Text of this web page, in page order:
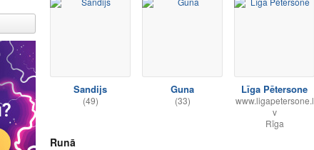
Sandijs
(49)
Guna
(33)
Līga Pētersone
www.ligapetersone.l
v
Rīga
Runā